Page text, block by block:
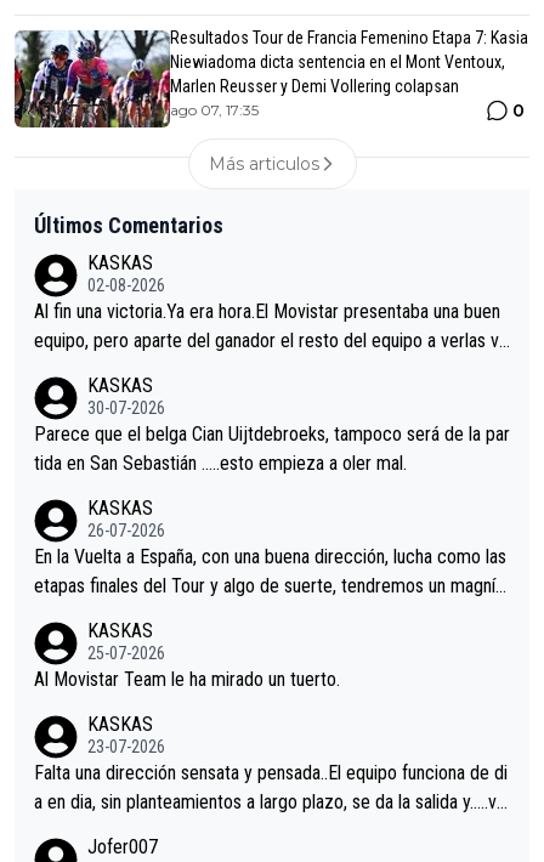
Resultados Tour de Francia Femenino Etapa 7: Kasia
Niewiadoma dicta sentencia en el Mont Ventoux,
Marlen Reusser y Demi Vollering colapsan
ago 07, 17:35 0
Más articulos
Últimos Comentarios
KASKAS
02-08-2026
Al fin una victoria.Ya era hora.El Movistar presentaba una buen
equipo, pero aparte del ganador el resto del equipo a verlas ve
s.La única buena noticia es la mejoría de Enric Más en San Seb
astian.Si en la Vuelta a Burgos sigue la mejoría, podríamos ten
er alguna sorpresa en la Vuelta.Ojalá.
KASKAS
30-07-2026
Parece que el belga Cian Uijtdebroeks, tampoco será de la par
tida en San Sebastián …..esto empieza a oler mal.
KASKAS
26-07-2026
En la Vuelta a España, con una buena dirección, lucha como las
etapas finales del Tour y algo de suerte, tendremos un magnífi
KASKAS
25-07-2026
Al Movistar Team le ha mirado un tuerto.
KASKAS
23-07-2026
Falta una dirección sensata y pensada..El equipo funciona de di
a en dia, sin planteamientos a largo plazo, se da la salida y…..ve
Jofer007